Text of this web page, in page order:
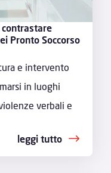
contrastare
Pronto Soccorso
e intervento
in luoghi
verbali e
leggi tutto